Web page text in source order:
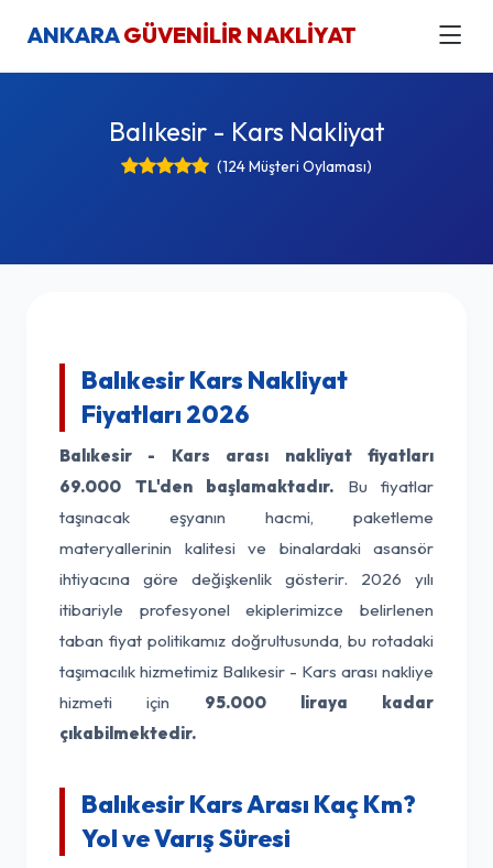
ANKARAGÜVENİLİR NAKLİYAT
Balıkesir - Kars Nakliyat
(124 Müşteri Oylaması)
Balıkesir Kars Nakliyat
Fiyatları 2026
Balıkesir - Kars arası nakliyat fiyatları
69.000 TL'den başlamaktadır. Bu fiyatlar
taşınacak eşyanın hacmi, paketleme
materyallerinin kalitesi ve binalardaki asansör
ihtiyacına göre değişkenlik gösterir. 2026 yılı
itibariyle profesyonel ekiplerimizce belirlenen
taban fiyat politikamız doğrultusunda, bu rotadaki
taşımacılık hizmetimiz Balıkesir - Kars arası nakliye
hizmeti için 95.000 liraya kadar
çıkabilmektedir.
Balıkesir Kars Arası Kaç Km?
Yol ve Varış Süresi